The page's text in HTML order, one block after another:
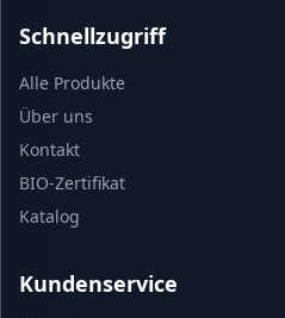
Schnellzugriff
Alle Produkte
Über uns
Kontakt
BIO-Zertifikat
Katalog
Kundenservice